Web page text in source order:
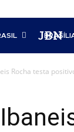
JBN
Rocha testa